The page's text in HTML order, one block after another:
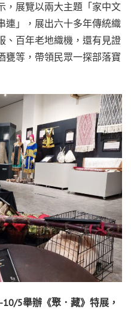
，展覽以兩大主題「家中文
連」，展出六十多年傳統織
、百年老地織機，還有見證
甕等，帶領民眾一探部落寶
5舉辦《聚．藏》特展，